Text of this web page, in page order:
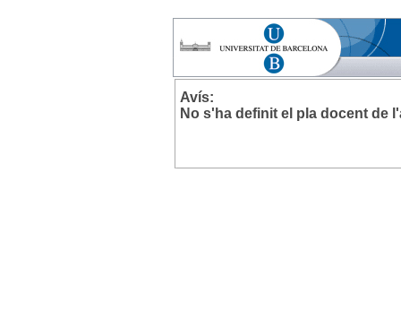
Avís:
No s'ha definit el pla docent de